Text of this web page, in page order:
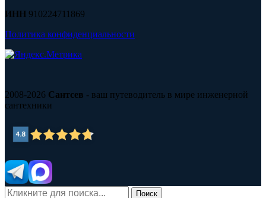
ИНН 910224711869
Политика конфиденциальности
2008-2026 Сантсев - ваш путеводитель в мире инженерной
сантехники
Поиск